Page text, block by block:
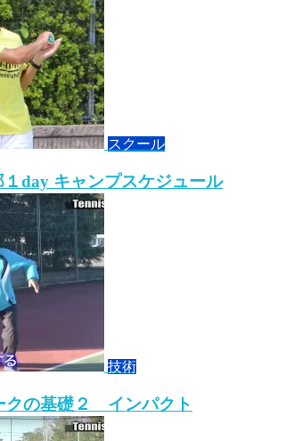
スクール
１day キャンプスケジュール
技術
クの基礎２ インパクト